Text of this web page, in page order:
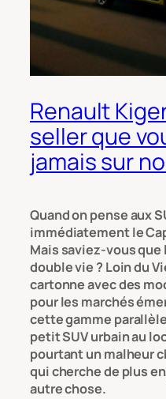
Renault
seller que
jamais sur
Quand on pense aux
immédiatement le
Mais saviez-vous que
double vie ? Loin du
cartonne avec des
pour les marchés
cette gamme
petit SUV urbain au
pourtant un malheur
qui cherche de plus
autre chose.